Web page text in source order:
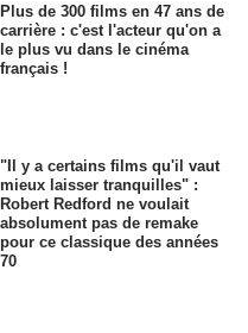
Plus de 300 films en 47 ans de
carrière : c'est l'acteur qu'on a
le plus vu dans le cinéma
français !
"Il y a certains films qu'il vaut
mieux laisser tranquilles" :
Robert Redford ne voulait
absolument pas de remake
pour ce classique des années
70